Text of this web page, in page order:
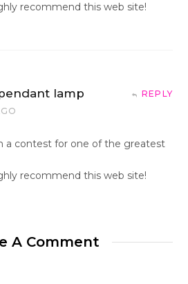
recommend this web site!
lamp REPLY
a contest for one of the greatest
recommend this web site!
A Comment